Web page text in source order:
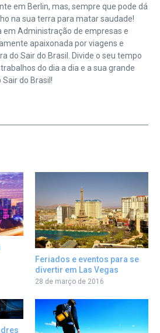
em Berlin, mas, sempre que pode dá
na sua terra para matar saudade!
em Administração de empresas e
apaixonada por viagens e
do Sair do Brasil. Divide o seu tempo
do dia a dia e a sua grande
Sair do Brasil!
Feriados e eventos para se
divertir em Las Vegas
28 de março de 2016